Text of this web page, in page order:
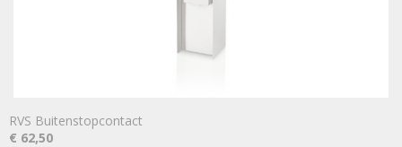
RVS Buitenstopcontact
€ 62,50